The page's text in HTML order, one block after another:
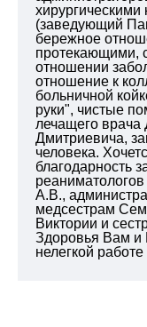
(заведующий
бережное
протекающими,
отношении
отношение к
больничной
руки", чистые
лечащего врача
Дмитриевича,
человека.
благодарность
А.В.,
медсестрам
Виктории и
Здоровья Вам и
нелегкой